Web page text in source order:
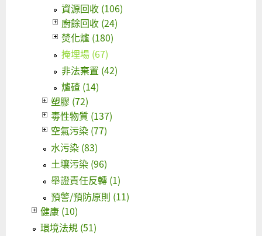
資源回收 (106)
廚餘回收 (24)
焚化爐 (180)
掩埋場 (67)
非法棄置 (42)
爐碴 (14)
塑膠 (72)
毒性物質 (137)
空氣污染 (77)
水污染 (83)
土壤污染 (96)
舉證責任反轉 (1)
預警/預防原則 (11)
健康 (10)
環境法規 (51)